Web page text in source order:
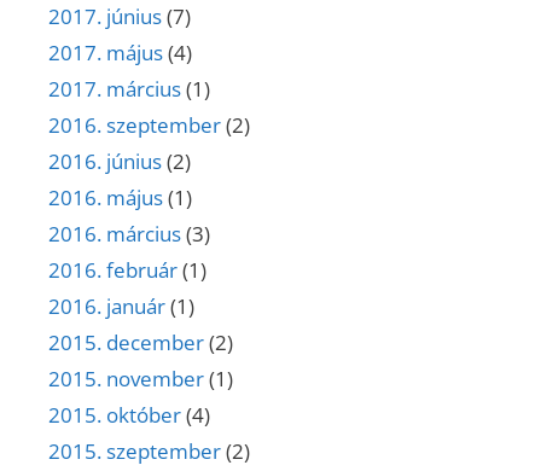
2017. június(7)
2017. május(4)
2017. március(1)
2016. szeptember(2)
2016. június(2)
2016. május(1)
2016. március(3)
2016. február(1)
2016. január(1)
2015. december(2)
2015. november(1)
2015. október(4)
2015. szeptember(2)